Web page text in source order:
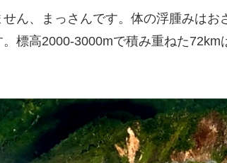
ん、まっさんです。体の浮腫みはお
標高2000-3000mで積み重ねた